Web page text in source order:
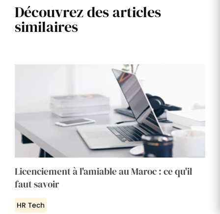
Découvrez des articles
similaires
Licenciement à l'amiable au Maroc : ce qu'il
faut savoir
HR Tech